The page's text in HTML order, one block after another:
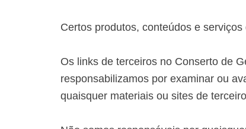
Certos produtos, conteúdos e
Os links de terceiros no Conserto de
responsabilizamos por examinar ou
quaisquer materiais ou sites de